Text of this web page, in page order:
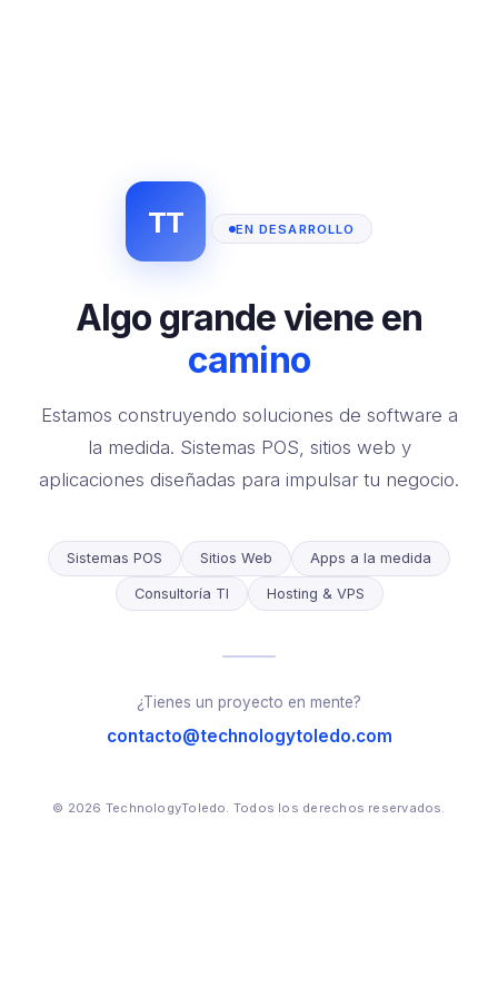
TT EN DESARROLLO
Algo grande viene en
camino
Estamos construyendo soluciones de software a
la medida. Sistemas POS, sitios web y
aplicaciones diseñadas para impulsar tu negocio.
Sistemas POS Sitios Web Apps a la medida
Consultoría TI Hosting & VPS
¿Tienes un proyecto en mente?
contacto@technologytoledo.com
© 2026 TechnologyToledo. Todos los derechos reservados.